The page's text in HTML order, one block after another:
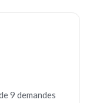
9 demandes